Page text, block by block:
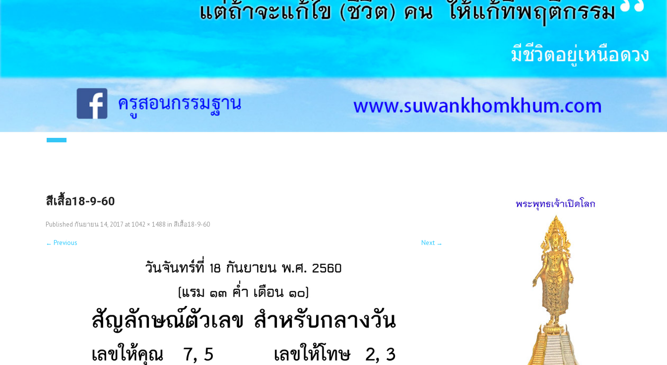
สีเสื้อ18-9-60
Published กันยายน 14, 2017 at1042 × 1488 in สีเสื้อ18-9-60
← Previous Next →